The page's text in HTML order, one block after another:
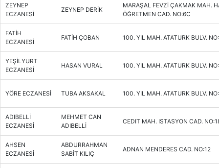
ZEYNEP
ECZANESİ
ZEYNEP DERİK
MARAŞAL FEVZİ ÇAKMAK MAH.
ÖĞRETMEN CAD. NO:6C
FATİH
ECZANESİ
FATİH ÇOBAN 100. YIL MAH. ATATURK BULV.
YEŞİLYURT
ECZANESİ
HASAN VURAL 100. YIL MAH. ATATURK BULV.
YÖRE ECZANESİ TUBA AKSAKAL 100. YIL MAH. ATATURK BULV.
ADIBELLİ
ECZANESİ
MEHMET CAN
ADIBELLİ
CEDIT MAH. ISTASYON CAD.
AHSEN
ECZANESİ
ABDURRAHMAN
SABİT KILIÇ
ADNAN MENDERES CAD. NO:12